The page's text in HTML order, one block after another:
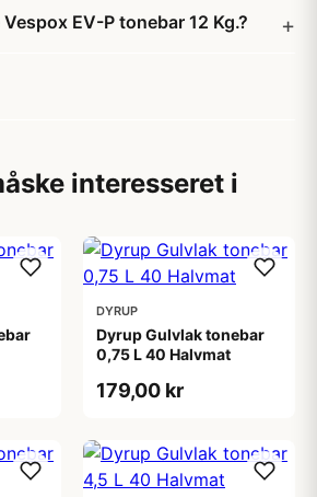
EV-P tonebar 12 Kg.?
interesseret i
DYRUP
Dyrup Gulvlak tonebar
0,75 L 40 Halvmat
179,00 kr